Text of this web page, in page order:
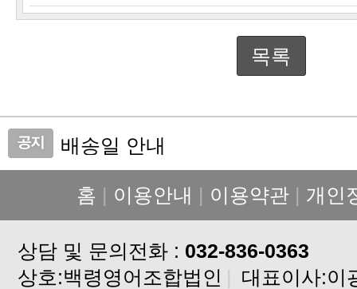
목록
배송일 안내
가격 인상 안내
설연휴 배송중단 안내입니다
배송지연안내
배송지연안내입니다
고구마 배송안내
홈 | 이용안내 | 이용약관 | 개인
상담 및 문의전화 : 032-836-0363
상호:백령영어조합법인 | 대표이사:이